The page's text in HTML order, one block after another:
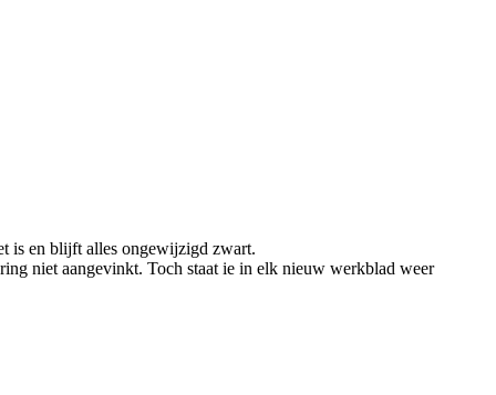
is en blijft alles ongewijzigd zwart.
niet aangevinkt. Toch staat ie in elk nieuw werkblad weer